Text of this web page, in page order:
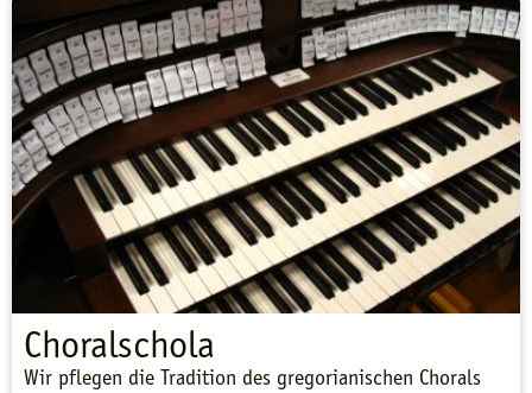
Choralschola
Wir pflegen die Tradition des gregorianischen Chorals